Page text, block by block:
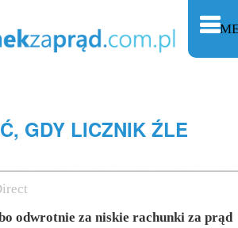
GDY LICZNIK ŹLE
odwrotnie za niskie rachunki za prąd